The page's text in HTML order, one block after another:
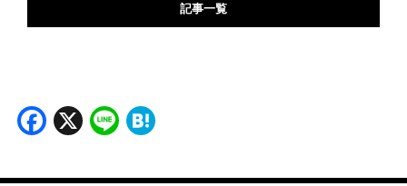
記事一覧
Facebook
X Line